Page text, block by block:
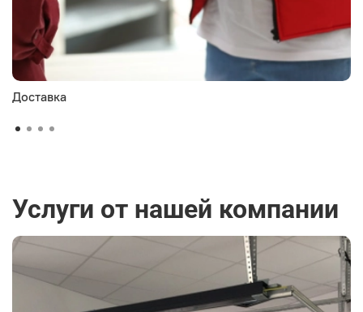
Доставка
Услуги от нашей компании